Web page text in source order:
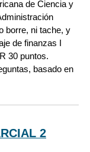
de Ciencia y
borre, ni tache, y
de finanzas I
30 puntos.
basado en
2